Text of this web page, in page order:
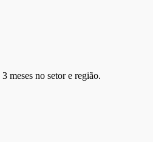
meses no setor e região.